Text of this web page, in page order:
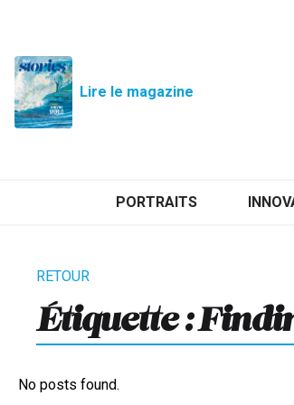
Lire le magazine
PORTRAITS
Étiquette :
No posts found.